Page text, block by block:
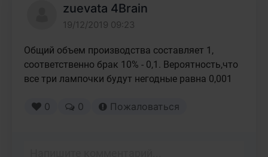
zuevata 4Brain
19/12/2019 09:23
Общий объем производства составляет 1,
соответственно брак 10% - 0,1. Вероятность,что
все три лампочки будут негодные равна 0,001
0 0 Пожаловаться